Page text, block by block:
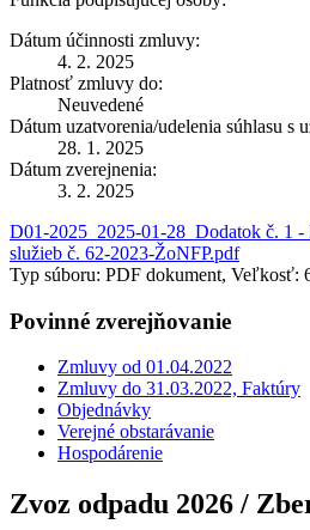
Dátum účinnosti zmluvy:
4. 2. 2025
Platnosť zmluvy do:
Neuvedené
Dátum uzatvorenia/udelenia súhlasu s
28. 1. 2025
Dátum zverejnenia:
3. 2. 2025
D01-2025_2025-01-28_Dodatok č. 1
služieb č. 62-2023-ŽoNFP.pdf
Typ súboru: PDF dokument, Veľkosť:
Povinné zverejňovanie
Zmluvy od 01.04.2022
Zmluvy do 31.03.2022, Faktúry
Objednávky
Verejné obstarávanie
Hospodárenie
Zvoz odpadu 2026 /